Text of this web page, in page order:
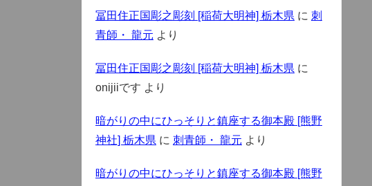
冨田住正国彫之彫刻 [稲荷大明神] 栃木県 に 刺
青師・ 龍元 より
冨田住正国彫之彫刻 [稲荷大明神] 栃木県 に
onijiiです より
暗がりの中にひっそりと鎮座する御本殿 [熊野
神社] 栃木県 に 刺青師・ 龍元 より
暗がりの中にひっそりと鎮座する御本殿 [熊野